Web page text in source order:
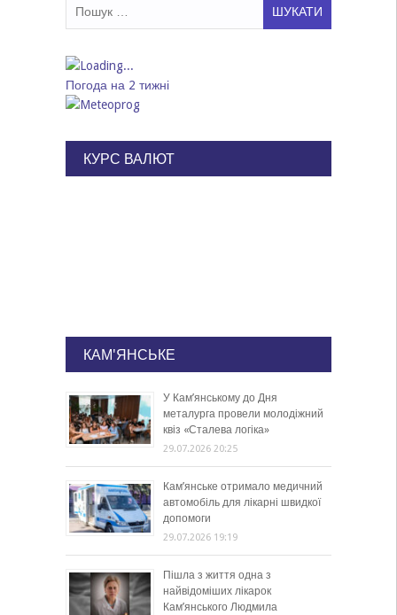
Погода на 2 тижні
КУРС ВАЛЮТ
КАМ'ЯНСЬКЕ
У Кам’янському до Дня
металурга провели молодіжний
квіз «Сталева логіка»
29.07.2026 20:25
Кам’янське отримало медичний
автомобіль для лікарні швидкої
допомоги
29.07.2026 19:19
Пішла з життя одна з
найвідоміших лікарок
Кам’янського Людмила